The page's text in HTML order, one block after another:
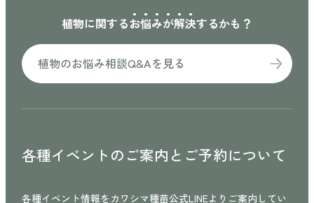
植物に関するお悩みが解決するかも？
植物のお悩み相談Q&Aを見る
各種イベントのご案内と ご予約について
各種イベント情報をカワシマ種苗公式LINEよりご案内してい